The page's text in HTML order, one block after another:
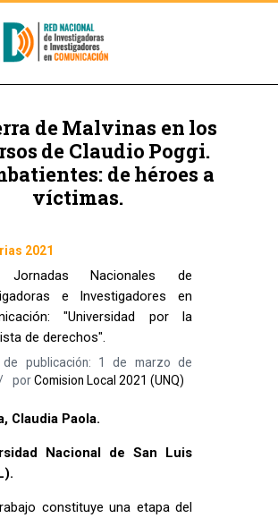
de Malvinas en los
de Claudio Poggi.
de héroes a
víctimas.
2021
Jornadas Nacionales de
e Investigadores en
"Universidad por la
de derechos".
de publicación: 1 de marzo de
porComision Local 2021 (UNQ)
Claudia Paola.
Nacional de San Luis
constituye una etapa del